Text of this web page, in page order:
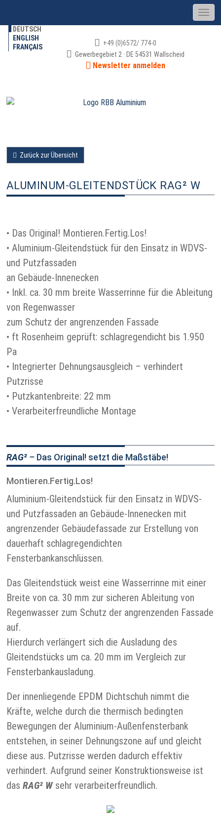
DEUTSCH
ENGLISH
FRANÇAIS
+49 (0)6572/ 774-0
Gewerbegebiet 2 · DE 54531 Wallscheid
Newsletter anmelden
Zurück zur Übersicht
ALUMINUM-GLEITENDSTÜCK RAG² W
• Das Original! Montieren.Fertig.Los!
• Aluminium-Gleitendstück für den Einsatz in WDVS-
und Putzfassaden
an Gebäude-Innenecken
• Inkl. ca. 30 mm breite Wasserrinne für die Ableitung
von Regenwasser
zum Schutz der angrenzenden Fassade
• ft Rosenheim geprüft: schlagregendicht bis 1.950
Pa
• Integrierter Dehnungsausgleich – verhindert
Putzrisse
• Putzkantenbreite: 22 mm
• Verarbeiterfreundliche Montage
RAG² – Das Original! setzt die Maßstäbe!
Montieren.Fertig.Los!
Aluminium-Gleitendstück für den Einsatz in WDVS-
und Putzfassaden an Gebäude-Innenecken mit
angrenzender Gebäudefassade zur Erstellung von
dauerhaft schlagregendichten
Fensterbankanschlüssen.
Das Gleitendstück weist eine Wasserrinne mit einer
Breite von ca. 30 mm zur sicheren Ableitung von
Regenwasser zum Schutz der angrenzenden Fassade
auf.
Hierdurch verlängert sich die Ausladung des
Gleitendstücks um ca. 20 mm im Vergleich zur
Fensterbankausladung.
Der innenliegende EPDM Dichtschuh nimmt die
Kräfte, welche durch die thermisch bedingten
Bewegungen der Aluminium-Außenfensterbank
entstehen, in seiner Dehnungszone auf und gleicht
diese aus. Putzrisse werden dadurch effektiv
verhindert. Aufgrund seiner Konstruktionsweise ist
das RAG² Wsehr verarbeiterfreundlich.